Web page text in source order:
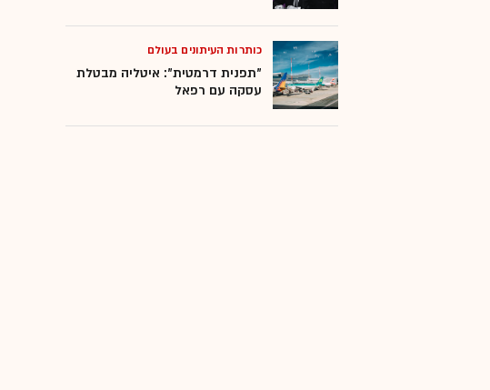
כותרות העיתונים בעולם
"תפנית דרמטית": איטליה מבטלת
עסקה עם רפאל